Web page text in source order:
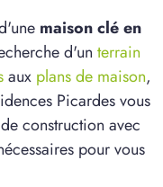
maison clé en
d'un terrain
aux plans de maison,
Picardes vous
construction avec
pour vous